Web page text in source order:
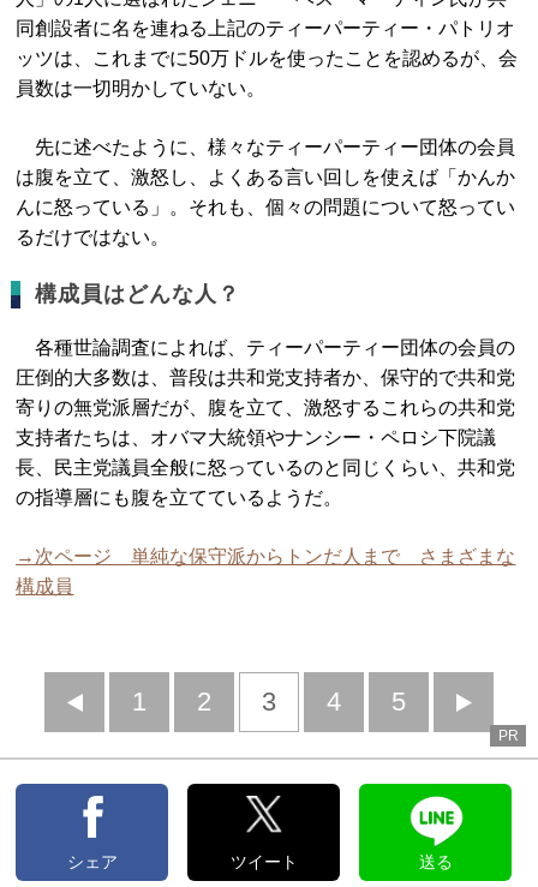
同創設者に名を連ねる上記のティーパーティー・パトリオ
ッツは、これまでに50万ドルを使ったことを認めるが、会
員数は一切明かしていない。
先に述べたように、様々なティーパーティー団体の会員
は腹を立て、激怒し、よくある言い回しを使えば「かんか
んに怒っている」。それも、個々の問題について怒ってい
るだけではない。
構成員はどんな人？
各種世論調査によれば、ティーパーティー団体の会員の
圧倒的大多数は、普段は共和党支持者か、保守的で共和党
寄りの無党派層だが、腹を立て、激怒するこれらの共和党
支持者たちは、オバマ大統領やナンシー・ペロシ下院議
長、民主党議員全般に怒っているのと同じくらい、共和党
の指導層にも腹を立てているようだ。
→次ページ 単純な保守派からトンだ人まで さまざまな
構成員
前
へ
1 2 3 4 5
へ
PR
シェア ツイート 送る